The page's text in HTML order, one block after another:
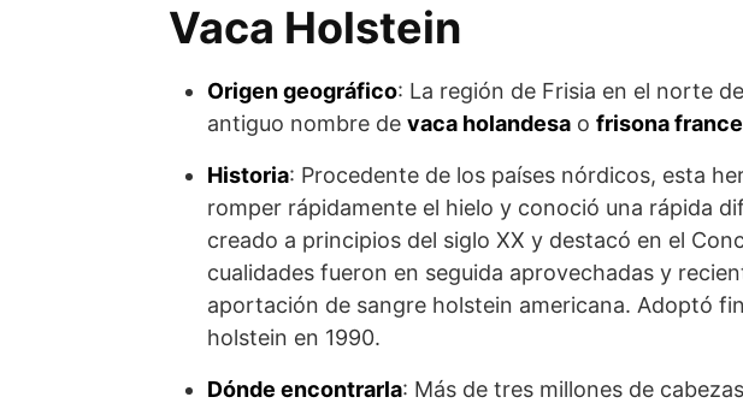
Vaca Holstein
Origen geográfico: La región de Frisia en el norte
antiguo nombre de vaca holandesa o frisona
Historia: Procedente de los países nórdicos, esta
romper rápidamente el hielo y conoció una rápida
creado a principios del siglo XX y destacó en el
cualidades fueron en seguida aprovechadas y
aportación de sangre holstein americana. Adoptó
holstein en 1990.
Dónde encontrarla: Más de tres millones de